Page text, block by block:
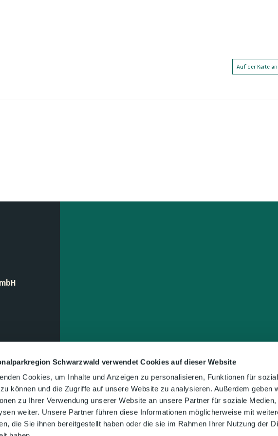
Schwarzwald verwendet Cookies auf dieser Website
Cookies, um Inhalte und Anzeigen zu personalisieren, Funktionen für
können und die Zugriffe auf unsere Website zu analysieren. Außerdem geben
zu Ihrer Verwendung unserer Website an unsere Partner für soziale Medien,
weiter. Unsere Partner führen diese Informationen möglicherweise mit
die Sie ihnen bereitgestellt haben oder die sie im Rahmen Ihrer Nutzung der
Auf der Karte